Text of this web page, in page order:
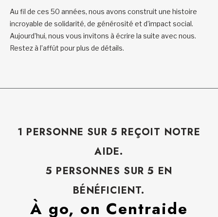
Au fil de ces 50 années, nous avons construit une histoire
incroyable de solidarité, de générosité et d’impact social.
Aujourd’hui, nous vous invitons à écrire la suite avec nous.
Restez à l’affût pour plus de détails.
1 PERSONNE SUR 5 REÇOIT NOTRE
AIDE.
5 PERSONNES SUR 5 EN
BÉNÉFICIENT.
À go, on Centraide